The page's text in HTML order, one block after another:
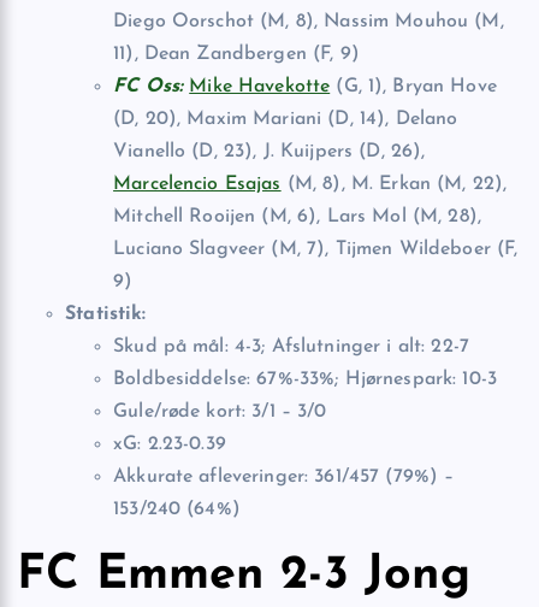
Diego Oorschot (M, 8), Nassim Mouhou (M,
11), Dean Zandbergen (F, 9)
FC Oss: Mike Havekotte (G, 1), Bryan Hove
(D, 20), Maxim Mariani (D, 14), Delano
Vianello (D, 23), J. Kuijpers (D, 26),
Marcelencio Esajas (M, 8), M. Erkan (M, 22),
Mitchell Rooijen (M, 6), Lars Mol (M, 28),
Luciano Slagveer (M, 7), Tijmen Wildeboer (F,
9)
Statistik:
Skud på mål: 4-3; Afslutninger i alt: 22-7
Boldbesiddelse: 67%-33%; Hjørnespark: 10-3
Gule/røde kort: 3/1 – 3/0
xG: 2.23-0.39
Akkurate afleveringer: 361/457 (79%) –
153/240 (64%)
FC Emmen 2-3 Jong